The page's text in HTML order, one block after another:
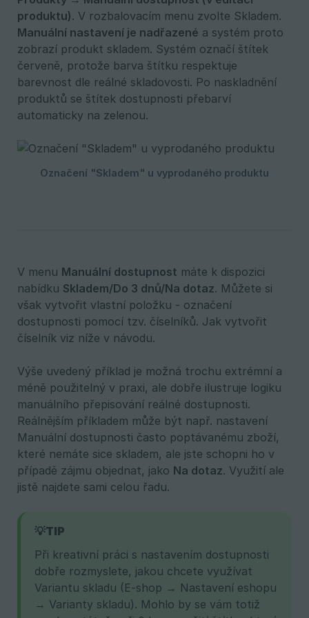
produktu). V rozbalovacím menu zvolte Skladem.
Manuální nastavení je nadřazené a systém proto
zobrazí produkt skladem. Systém označí štítek
červeně, protože barva štítku respektuje
barevnost dle reálné skladovosti. Po naskladnění
produktů se štítek dostupnosti přebarví
automaticky na zelenou.
V menu Manuální dostupnost máte k dispozici
nabídku Skladem/Do 3 dnů/Na dotaz. Můžete si
však vytvořit vlastní položku - označení
dostupnosti pomocí tzv. číselníků. Jak vytvořit
číselník viz níže v návodu.
Výše uvedený příklad je možná trochu extrémní a
méně použitelný v praxi, ale dobře ilustruje logiku
manuálního přepisování reálné dostupnosti.
Reálnějším příkladem může být např. nastavení
Manuální dostupnosti často poptávanému zboží,
které nemáte sice skladem, ale jste schopni ho v
případě zájmu objednat, jako Na dotaz. Využití ale
jistě najdete sami celou řadu.
💡TIP
Při kreativní práci s nastavením dostupnosti
dobře rozmyslete, jakou chcete využívat
Variantu skladu (E-shop → Nastavení eshopu
→ Varianty skladu). Mohlo by se vám totiž